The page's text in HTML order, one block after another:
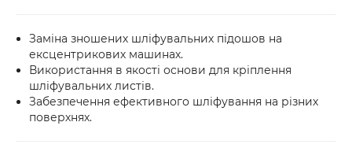
Заміна зношених шліфувальних підошов на
ексцентрикових машинах.
Використання в якості основи для кріплення
шліфувальних листів.
Забезпечення ефективного шліфування на різних
поверхнях.